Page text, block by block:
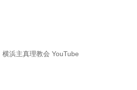
横浜主真理教会 YouTube